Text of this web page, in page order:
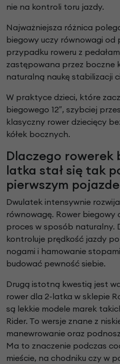
nie na kontroli toru jazdy.
Najważniejsza różnica
biegowy uczy równowagi od
przypadku roweru z
zastępowana przez boczne
naturalną naukę stabilizacji
W praktyce dzieci, które
biegowego 12″, szybciej
klasyczny rower dziecięcy
kółek bocznych.
Dlaczego rowerek
latka stał się tak
pierwszym
Dwulatek intensywnie
równowagę. Rower biegowy
proces w sposób naturalny.
kontroluje prędkość jazdy
nogami i hamowanie
budować pewność siebie.
Drugą istotną kwestią jest
rower dla 2-latka w sklepie
są lekkie modele marek
Rider. To wersje znane z
manewrowanie oraz
Ma to znaczenie podczas
mieście, na chodniku czy w